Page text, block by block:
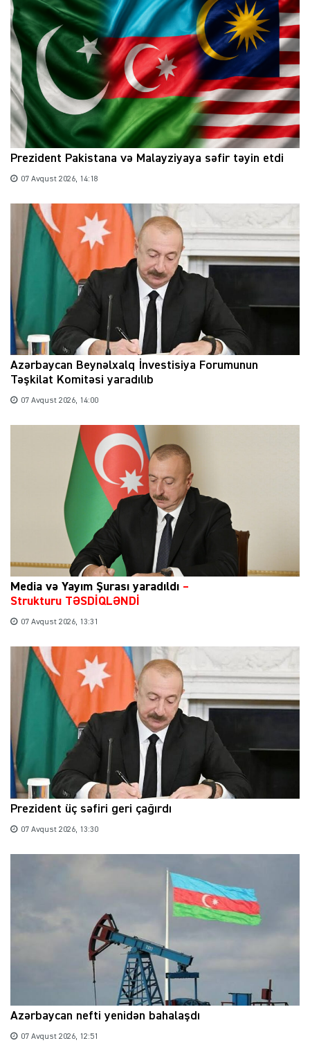
Prezident Pakistana və Malayziyaya səfir təyin etdi
07 Avqust 2026, 14:18
Azərbaycan Beynəlxalq İnvestisiya Forumunun
Təşkilat Komitəsi yaradılıb
07 Avqust 2026, 14:00
Media və Yayım Şurası yaradıldı –
Strukturu TƏSDİQLƏNDİ
07 Avqust 2026, 13:31
Prezident üç səfiri geri çağırdı
07 Avqust 2026, 13:30
Azərbaycan nefti yenidən bahalaşdı
07 Avqust 2026, 12:51